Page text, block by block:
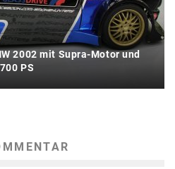
2002 mit Supra-Motor und
700 PS